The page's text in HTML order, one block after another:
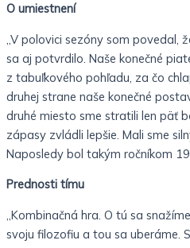
O umiestnení
„V polovici sezóny som povedal,
sa aj potvrdilo. Naše konečné
z tabuľkového pohľadu, za čo
druhej strane naše konečné
druhé miesto sme stratili len päť
zápasy zvládli lepšie. Mali sme
Naposledy bol takým ročníkom
Prednosti tímu
„Kombinačná hra. O tú sa
svoju filozofiu a tou sa uberáme.